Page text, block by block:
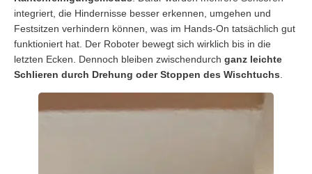
integriert, die Hindernisse besser erkennen, umgehen und
Festsitzen verhindern können, was im Hands-On tatsächlich gut
funktioniert hat. Der Roboter bewegt sich wirklich bis in die
letzten Ecken. Dennoch bleiben zwischendurch ganz leichte
Schlieren durch Drehung oder Stoppen des Wischtuchs.